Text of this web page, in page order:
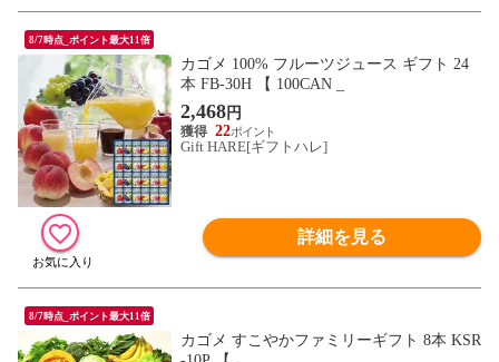
8/7時点_ポイント最大11倍
カゴメ 100% フルーツジュース ギフト 24
本 FB-30H 【 100CAN _
2,468円
22
Gift HARE[ギフトハレ]
詳細を見る
8/7時点_ポイント最大11倍
カゴメ すこやかファミリーギフト 8本 KSR